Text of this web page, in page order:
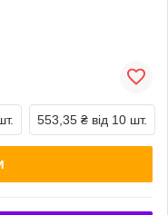
553,35 ₴ від 10 шт.